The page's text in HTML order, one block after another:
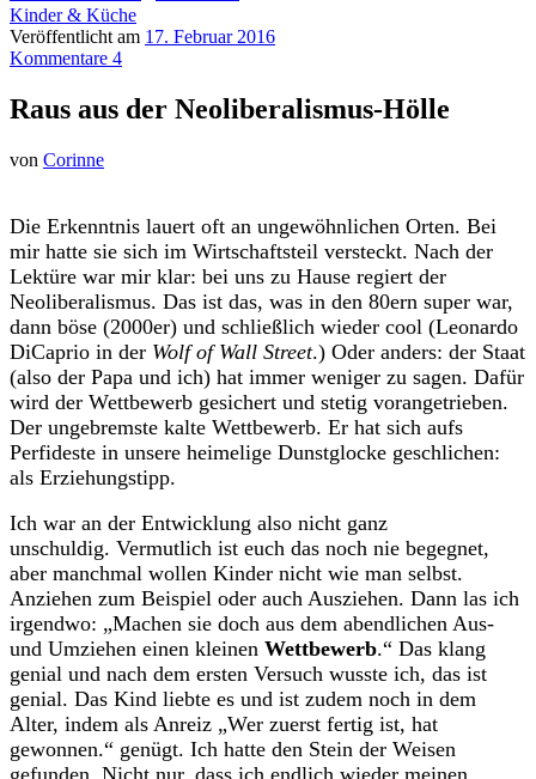
Kinder & Küche
Veröffentlicht am 17. Februar 2016
Kommentare 4
Raus aus der Neoliberalismus-Hölle
von Corinne
Die Erkenntnis lauert oft an ungewöhnlichen Orten. Bei
mir hatte sie sich im Wirtschaftsteil versteckt. Nach der
Lektüre war mir klar: bei uns zu Hause regiert der
Neoliberalismus. Das ist das, was in den 80ern super war,
dann böse (2000er) und schließlich wieder cool (Leonardo
DiCaprio in der Wolf of Wall Street.) Oder anders: der Staat
(also der Papa und ich) hat immer weniger zu sagen. Dafür
wird der Wettbewerb gesichert und stetig vorangetrieben.
Der ungebremste kalte Wettbewerb. Er hat sich aufs
Perfideste in unsere heimelige Dunstglocke geschlichen:
als Erziehungstipp.
Ich war an der Entwicklung also nicht ganz
unschuldig. Vermutlich ist euch das noch nie begegnet,
aber manchmal wollen Kinder nicht wie man selbst.
Anziehen zum Beispiel oder auch Ausziehen. Dann las ich
irgendwo: „Machen sie doch aus dem abendlichen Aus-
und Umziehen einen kleinen Wettbewerb.“ Das klang
genial und nach dem ersten Versuch wusste ich, das ist
genial. Das Kind liebte es und ist zudem noch in dem
Alter, indem als Anreiz „Wer zuerst fertig ist, hat
gewonnen.“ genügt. Ich hatte den Stein der Weisen